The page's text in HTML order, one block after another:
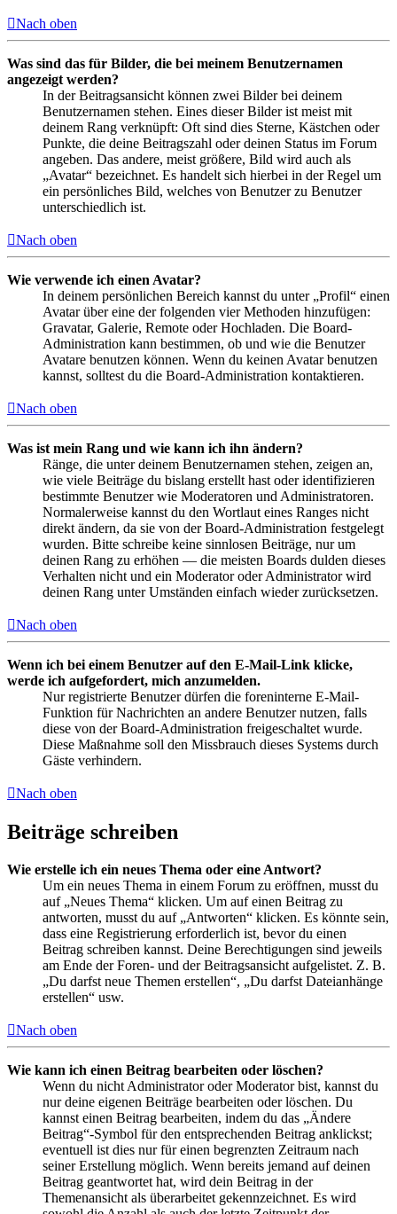
Nach oben
Was sind das für Bilder, die bei meinem Benutzernamen
angezeigt werden?
In der Beitragsansicht können zwei Bilder bei deinem
Benutzernamen stehen. Eines dieser Bilder ist meist mit
deinem Rang verknüpft: Oft sind dies Sterne, Kästchen oder
Punkte, die deine Beitragszahl oder deinen Status im Forum
angeben. Das andere, meist größere, Bild wird auch als
„Avatar“ bezeichnet. Es handelt sich hierbei in der Regel um
ein persönliches Bild, welches von Benutzer zu Benutzer
unterschiedlich ist.
Nach oben
Wie verwende ich einen Avatar?
In deinem persönlichen Bereich kannst du unter „Profil“ einen
Avatar über eine der folgenden vier Methoden hinzufügen:
Gravatar, Galerie, Remote oder Hochladen. Die Board-
Administration kann bestimmen, ob und wie die Benutzer
Avatare benutzen können. Wenn du keinen Avatar benutzen
kannst, solltest du die Board-Administration kontaktieren.
Nach oben
Was ist mein Rang und wie kann ich ihn ändern?
Ränge, die unter deinem Benutzernamen stehen, zeigen an,
wie viele Beiträge du bislang erstellt hast oder identifizieren
bestimmte Benutzer wie Moderatoren und Administratoren.
Normalerweise kannst du den Wortlaut eines Ranges nicht
direkt ändern, da sie von der Board-Administration festgelegt
wurden. Bitte schreibe keine sinnlosen Beiträge, nur um
deinen Rang zu erhöhen — die meisten Boards dulden dieses
Verhalten nicht und ein Moderator oder Administrator wird
deinen Rang unter Umständen einfach wieder zurücksetzen.
Nach oben
Wenn ich bei einem Benutzer auf den E-Mail-Link klicke,
werde ich aufgefordert, mich anzumelden.
Nur registrierte Benutzer dürfen die foreninterne E-Mail-
Funktion für Nachrichten an andere Benutzer nutzen, falls
diese von der Board-Administration freigeschaltet wurde.
Diese Maßnahme soll den Missbrauch dieses Systems durch
Gäste verhindern.
Nach oben
Beiträge schreiben
Wie erstelle ich ein neues Thema oder eine Antwort?
Um ein neues Thema in einem Forum zu eröffnen, musst du
auf „Neues Thema“ klicken. Um auf einen Beitrag zu
antworten, musst du auf „Antworten“ klicken. Es könnte sein,
dass eine Registrierung erforderlich ist, bevor du einen
Beitrag schreiben kannst. Deine Berechtigungen sind jeweils
am Ende der Foren- und der Beitragsansicht aufgelistet. Z. B.
„Du darfst neue Themen erstellen“, „Du darfst Dateianhänge
erstellen“ usw.
Nach oben
Wie kann ich einen Beitrag bearbeiten oder löschen?
Wenn du nicht Administrator oder Moderator bist, kannst du
nur deine eigenen Beiträge bearbeiten oder löschen. Du
kannst einen Beitrag bearbeiten, indem du das „Ändere
Beitrag“-Symbol für den entsprechenden Beitrag anklickst;
eventuell ist dies nur für einen begrenzten Zeitraum nach
seiner Erstellung möglich. Wenn bereits jemand auf deinen
Beitrag geantwortet hat, wird dein Beitrag in der
Themenansicht als überarbeitet gekennzeichnet. Es wird